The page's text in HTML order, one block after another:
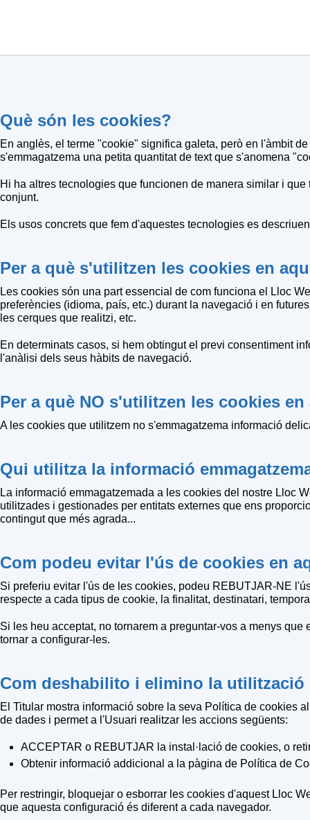
Què són les cookies?
En anglès, el terme "cookie" significa galeta, però en l'àmbit
s'emmagatzema una petita quantitat de text que s'anomena
Hi ha altres tecnologies que funcionen de manera similar i
conjunt.
Els usos concrets que fem d'aquestes tecnologies es
Per a què s'utilitzen les cookies en
Les cookies són una part essencial de com funciona el Lloc
preferències (idioma, país, etc.) durant la navegació i en
les cerques que realitzi, etc.
En determinats casos, si hem obtingut el previ consentiment
l'anàlisi dels seus hàbits de navegació.
Per a què NO s'utilitzen les cookies en
A les cookies que utilitzem no s'emmagatzema informació
Qui utilitza la informació
La informació emmagatzemada a les cookies del nostre Lloc
utilitzades i gestionades per entitats externes que ens
contingut que més agrada...
Com podeu evitar l'ús de cookies en
Si preferiu evitar l'ús de les cookies, podeu REBUTJAR-NE
respecte a cada tipus de cookie, la finalitat, destinatari,
Si les heu acceptat, no tornarem a preguntar-vos a menys
tornar a configurar-les.
Com deshabilito i elimino la utilització
El Titular mostra informació sobre la seva Política de cookies
de dades i permet a l'Usuari realitzar les accions següents:
ACCEPTAR o REBUTJAR la instal·lació de cookies, o
Obtenir informació addicional a la pàgina de Política de
Per restringir, bloquejar o esborrar les cookies d'aquest Lloc
que aquesta configuració és diferent a cada navegador.